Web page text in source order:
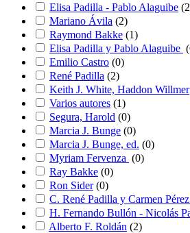
Elisa Padilla - Pablo Alaguibe (2
Mariano Ávila (2)
Raymond Bakke (1)
Elisa Padilla y Pablo Alaguibe (
Emilio Castro (0)
René Padilla (2)
Keith J. White, Haddon Willmer
Varios autores (1)
Segura, Harold (0)
Marcia J. Bunge (0)
Marcia J. Bunge, ed. (0)
Myriam Fervenza (0)
Ray Bakke (0)
Ron Sider (0)
C. René Padilla y Carmen
H. Fernando Bullón - Nicolás
Alberto F. Roldán (2)